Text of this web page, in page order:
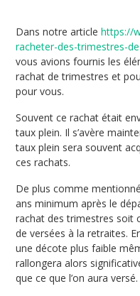
Dans notre articlehttps://
racheter-des-trimestres-
vous avions fournis les
rachat de trimestres et
pour vous.
Souvent ce rachat était
taux plein. Il s’avère
taux plein sera souvent
ces rachats.
De plus comme
ans minimum après le
rachat des trimestres soit
de versées à la retraites.
une décote plus faible
rallongera alors
que ce que l’on aura versé.